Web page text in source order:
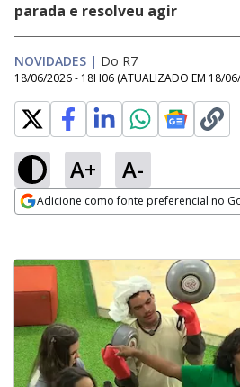
parada e resolveu agir
NOVIDADES | Do R7
18/06/2026 - 18H06 (ATUALIZADO EM 18/
A+ A-
Adicione como fonte preferencial no